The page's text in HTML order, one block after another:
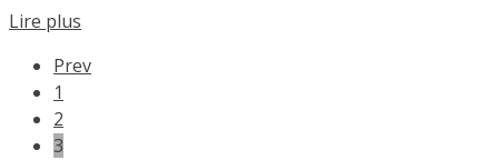
Lire plus
Prev
1
2
3